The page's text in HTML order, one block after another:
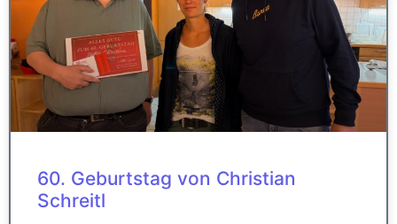
60. Geburtstag von Christian
Schreitl